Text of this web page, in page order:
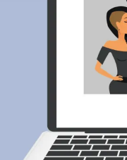
レンスやケイト・ア
与したとして、米司
のiCloudのアカウン
し、ネット上に大量